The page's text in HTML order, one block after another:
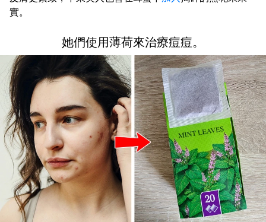
實。
她們使用薄荷來治療痘痘。